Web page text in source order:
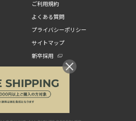
ご利用規約
よくある質問
プライバシーポリシー
サイトマップ
新卒採用